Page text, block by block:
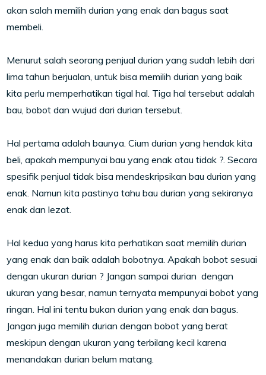
akan salah memilih durian yang enak dan bagus saat
membeli.
Menurut salah seorang penjual durian yang sudah lebih dari
lima tahun berjualan, untuk bisa memilih durian yang baik
kita perlu memperhatikan tigal hal. Tiga hal tersebut adalah
bau, bobot dan wujud dari durian tersebut.
Hal pertama adalah baunya. Cium durian yang hendak kita
beli, apakah mempunyai bau yang enak atau tidak ?. Secara
spesifik penjual tidak bisa mendeskripsikan bau durian yang
enak. Namun kita pastinya tahu bau durian yang sekiranya
enak dan lezat.
Hal kedua yang harus kita perhatikan saat memilih durian
yang enak dan baik adalah bobotnya. Apakah bobot sesuai
dengan ukuran durian ? Jangan sampai durian dengan
ukuran yang besar, namun ternyata mempunyai bobot yang
ringan. Hal ini tentu bukan durian yang enak dan bagus.
Jangan juga memilih durian dengan bobot yang berat
meskipun dengan ukuran yang terbilang kecil karena
menandakan durian belum matang.